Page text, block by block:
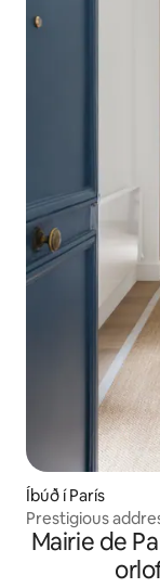
Íbúð í París
Prestigious
Mairie de